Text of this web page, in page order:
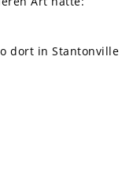
dort in Stantonville